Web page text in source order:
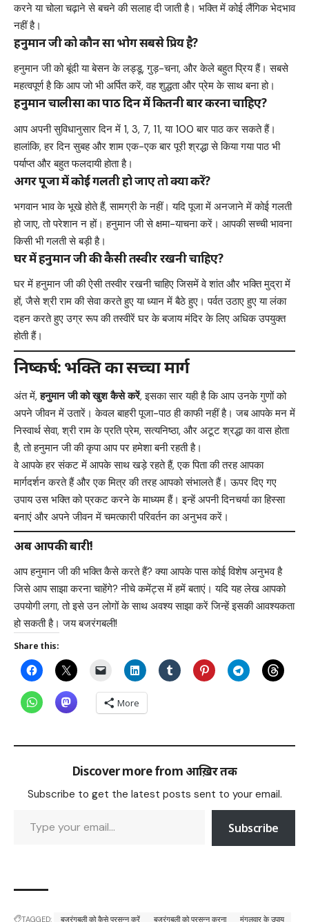
करने या चोला चढ़ाने से बचने की सलाह दी जाती है। भक्ति में कोई लैंगिक भेदभाव
नहीं है।
हनुमान जी को कौन सा भोग सबसे प्रिय है?
हनुमान जी को बूंदी या बेसन के लड्डू, गुड़-चना, और केले बहुत प्रिय हैं। सबसे
महत्वपूर्ण है कि आप जो भी अर्पित करें, वह शुद्धता और प्रेम के साथ बना हो।
हनुमान चालीसा का पाठ दिन में कितनी बार करना चाहिए?
आप अपनी सुविधानुसार दिन में 1, 3, 7, 11, या 100 बार पाठ कर सकते हैं।
हालांकि, हर दिन सुबह और शाम एक-एक बार पूरी श्रद्धा से किया गया पाठ भी
पर्याप्त और बहुत फलदायी होता है।
अगर पूजा में कोई गलती हो जाए तो क्या करें?
भगवान भाव के भूखे होते हैं, सामग्री के नहीं। यदि पूजा में अनजाने में कोई गलती
हो जाए, तो परेशान न हों। हनुमान जी से क्षमा-याचना करें। आपकी सच्ची भावना
किसी भी गलती से बड़ी है।
घर में हनुमान जी की कैसी तस्वीर रखनी चाहिए?
घर में हनुमान जी की ऐसी तस्वीर रखनी चाहिए जिसमें वे शांत और भक्ति मुद्रा में
हों, जैसे श्री राम की सेवा करते हुए या ध्यान में बैठे हुए। पर्वत उठाए हुए या लंका
दहन करते हुए उग्र रूप की तस्वीरें घर के बजाय मंदिर के लिए अधिक उपयुक्त
होती हैं।
निष्कर्ष: भक्ति का सच्चा मार्ग
अंत में,हनुमान जी को खुश कैसे करें, इसका सार यही है कि आप उनके गुणों को
अपने जीवन में उतारें। केवल बाहरी पूजा-पाठ ही काफी नहीं है। जब आपके मन में
निस्वार्थ सेवा, श्री राम के प्रति प्रेम, सत्यनिष्ठा, और अटूट श्रद्धा का वास होता
है, तो हनुमान जी की कृपा आप पर हमेशा बनी रहती है।
वे आपके हर संकट में आपके साथ खड़े रहते हैं, एक पिता की तरह आपका
मार्गदर्शन करते हैं और एक मित्र की तरह आपको संभालते हैं। ऊपर दिए गए
उपाय उस भक्ति को प्रकट करने के माध्यम हैं। इन्हें अपनी दिनचर्या का हिस्सा
बनाएं और अपने जीवन में चमत्कारी परिवर्तन का अनुभव करें।
अब आपकी बारी!
आप हनुमान जी की भक्ति कैसे करते हैं? क्या आपके पास कोई विशेष अनुभव है
जिसे आप साझा करना चाहेंगे? नीचे कमेंट्स में हमें बताएं। यदि यह लेख आपको
उपयोगी लगा, तो इसे उन लोगों के साथ अवश्य साझा करें जिन्हें इसकी आवश्यकता
हो सकती है। जय बजरंगबली!
Share this:
More
Discover more from आख़िर तक
Subscribe to get the latest posts sent to your email.
Subscribe
TAGGED: बजरंगबली को कैसे प्रसन्न करें बजरंगबली को प्रसन्न करना मंगलवार के उपाय